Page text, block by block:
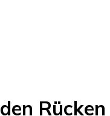
den